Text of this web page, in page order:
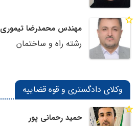
مهندس محمدرضا تیموری
رشته راه و ساختمان
وکلای دادگستری و قوه قضاییه
حمید رحمانی پور